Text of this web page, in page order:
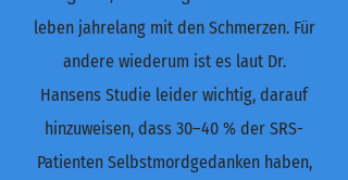
leben jahrelang mit den Schmerzen. Für
andere wiederum ist es laut Dr.
Hansens Studie leider wichtig, darauf
hinzuweisen, dass 30–40 % der SRS-
Patienten Selbstmordgedanken haben,